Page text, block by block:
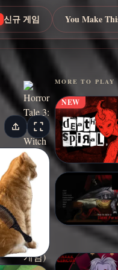
신규 게임 You Make
MORE TO PLAY
NEW